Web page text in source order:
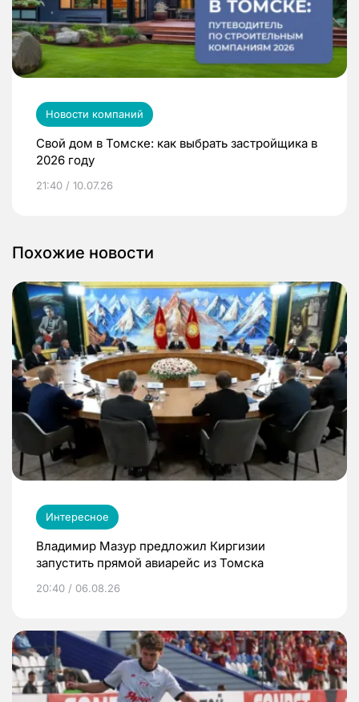
Новости компаний
Свой дом в Томске: как выбрать застройщика в
2026 году
21:40 / 10.07.26
Похожие новости
Интересное
Владимир Мазур предложил Киргизии
запустить прямой авиарейс из Томска
20:40 / 06.08.26